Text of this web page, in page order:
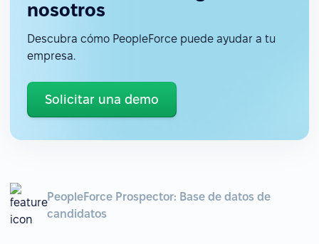
nosotros
Descubra cómo PeopleForce puede ayudar a tu
empresa.
Solicitar una demo
PeopleForce Prospector: Base de datos de
candidatos